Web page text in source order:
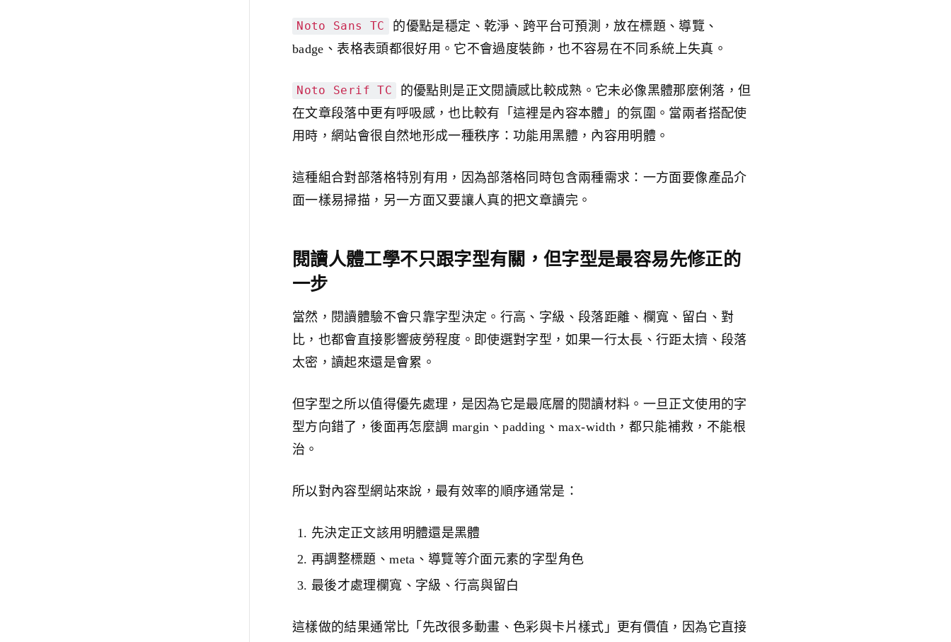
Noto Sans TC
的優點是穩定、乾淨、跨平台可預測，放在標題、導覽、
badge、表格表頭都很好用。它不會過度裝飾，也不容易在不同系統上失真。
Noto Serif TC
的優點則是正文閱讀感比較成熟。它未必像黑體那麼俐落，但
在文章段落中更有呼吸感，也比較有「這裡是內容本體」的氛圍。當兩者搭配使
用時，網站會很自然地形成一種秩序：功能用黑體，內容用明體。
這種組合對部落格特別有用，因為部落格同時包含兩種需求：一方面要像產品介
面一樣易掃描，另一方面又要讓人真的把文章讀完。
閱讀人體工學不只跟字型有關，但字型是最容易先修正的
一步
當然，閱讀體驗不會只靠字型決定。行高、字級、段落距離、欄寬、留白、對
比，也都會直接影響疲勞程度。即使選對字型，如果一行太長、行距太擠、段落
太密，讀起來還是會累。
但字型之所以值得優先處理，是因為它是最底層的閱讀材料。一旦正文使用的字
型方向錯了，後面再怎麼調 margin、padding、max-width，都只能補救，不能根
治。
所以對內容型網站來說，最有效率的順序通常是：
先決定正文該用明體還是黑體
再調整標題、meta、導覽等介面元素的字型角色
最後才處理欄寬、字級、行高與留白
這樣做的結果通常比「先改很多動畫、色彩與卡片樣式」更有價值，因為它直接